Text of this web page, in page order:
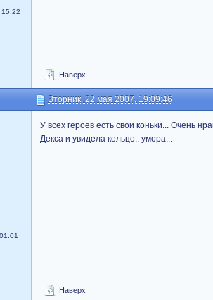
15:22
Наверх
Вторник, 22 мая 2007, 19:09:46
У всех героев есть свои коньки... Очень
Декса и увидела кольцо.. умора...
Наверх